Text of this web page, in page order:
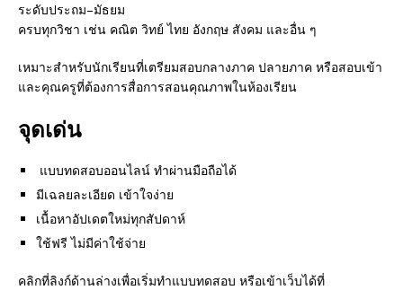
ระดับประถม–มัธยม
ครบทุกวิชา เช่น คณิต วิทย์ ไทย อังกฤษ สังคม และอื่น ๆ
เหมาะสำหรับนักเรียนที่เตรียมสอบกลางภาค ปลายภาค หรือสอบเข้า
และคุณครูที่ต้องการสื่อการสอนคุณภาพในห้องเรียน
จุดเด่น
แบบทดสอบออนไลน์ ทำผ่านมือถือได้
มีเฉลยละเอียด เข้าใจง่าย
เนื้อหาอัปเดตใหม่ทุกสัปดาห์
ใช้ฟรี ไม่มีค่าใช้จ่าย
คลิกที่ลิงก์ด้านล่างเพื่อเริ่มทำแบบทดสอบ หรือเข้าเว็บได้ที่